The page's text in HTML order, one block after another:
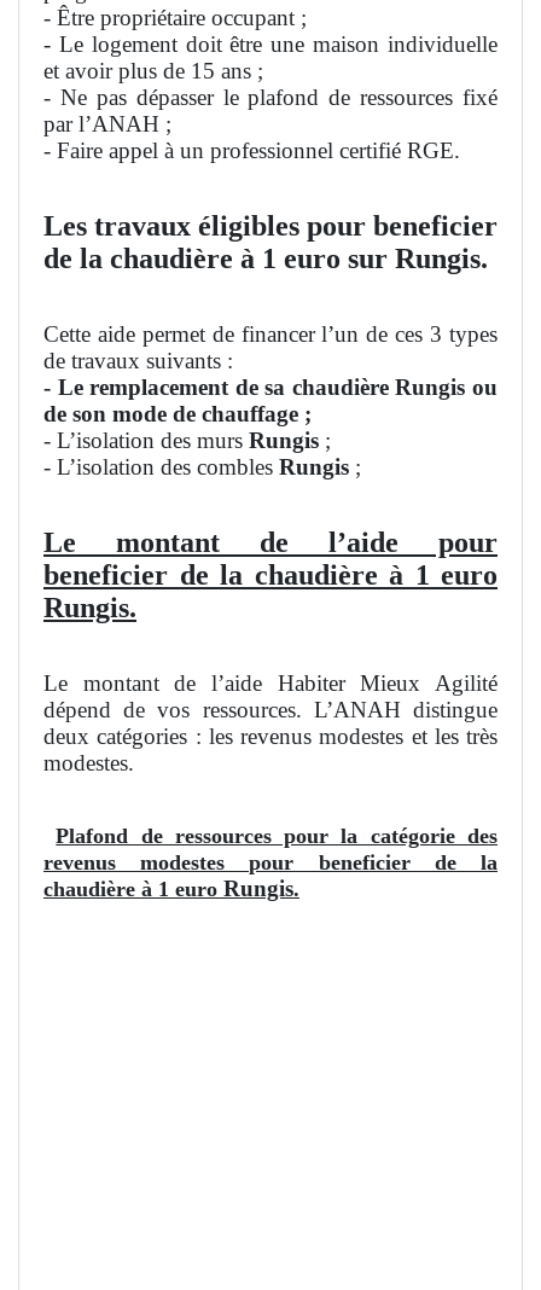
- Être propriétaire occupant ;
- Le logement doit être une maison individuelle
et avoir plus de 15 ans ;
- Ne pas dépasser le plafond de ressources fixé
par l’ANAH ;
- Faire appel à un professionnel certifié RGE.
Les travaux éligibles pour beneficier
de la chaudière à 1 euro sur Rungis.
Cette aide permet de financer l’un de ces 3 types
de travaux suivants :
- Le remplacement de sa chaudière Rungis ou
de son mode de chauffage ;
- L’isolation des murs Rungis ;
- L’isolation des combles Rungis ;
Le montant de l’aide pour
beneficier de la chaudière à 1 euro
Rungis.
Le montant de l’aide Habiter Mieux Agilité
dépend de vos ressources. L’ANAH distingue
deux catégories : les revenus modestes et les très
modestes.
Plafond de ressources pour la catégorie des
revenus modestes pour beneficier de la
chaudière à 1 euro Rungis.